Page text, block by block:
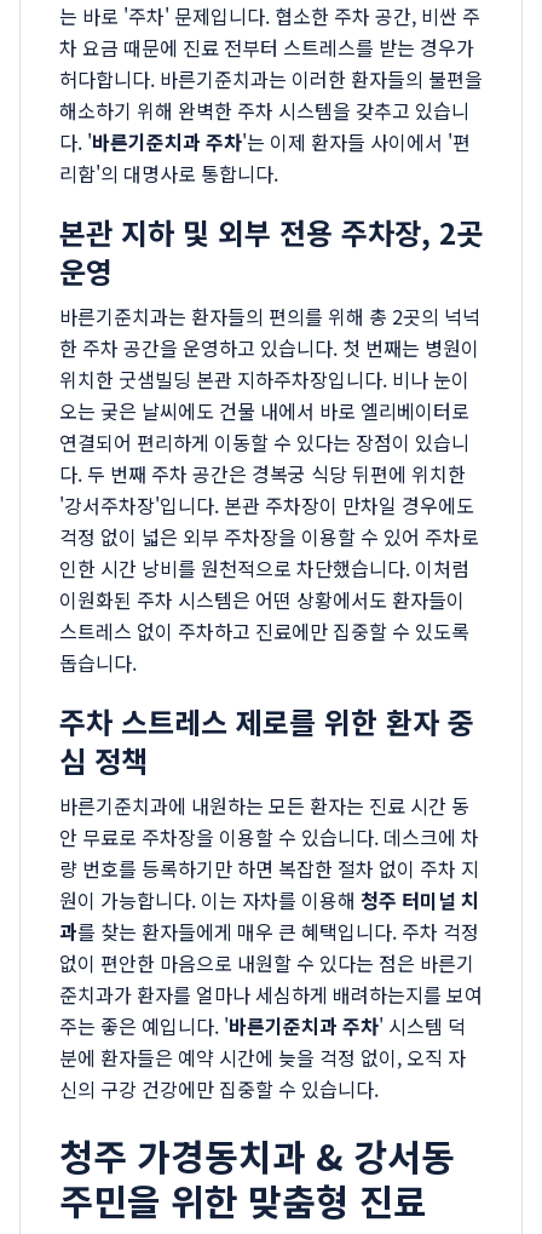
는 바로 '주차' 문제입니다. 협소한 주차 공간, 비싼 주
차 요금 때문에 진료 전부터 스트레스를 받는 경우가
허다합니다. 바른기준치과는 이러한 환자들의 불편을
해소하기 위해 완벽한 주차 시스템을 갖추고 있습니
다. '바른기준치과 주차'는 이제 환자들 사이에서 '편
리함'의 대명사로 통합니다.
본관 지하 및 외부 전용 주차장, 2곳
운영
바른기준치과는 환자들의 편의를 위해 총 2곳의 넉넉
한 주차 공간을 운영하고 있습니다. 첫 번째는 병원이
위치한 굿샘빌딩 본관 지하주차장입니다. 비나 눈이
오는 궂은 날씨에도 건물 내에서 바로 엘리베이터로
연결되어 편리하게 이동할 수 있다는 장점이 있습니
다. 두 번째 주차 공간은 경복궁 식당 뒤편에 위치한
'강서주차장'입니다. 본관 주차장이 만차일 경우에도
걱정 없이 넓은 외부 주차장을 이용할 수 있어 주차로
인한 시간 낭비를 원천적으로 차단했습니다. 이처럼
이원화된 주차 시스템은 어떤 상황에서도 환자들이
스트레스 없이 주차하고 진료에만 집중할 수 있도록
돕습니다.
주차 스트레스 제로를 위한 환자 중
심 정책
바른기준치과에 내원하는 모든 환자는 진료 시간 동
안 무료로 주차장을 이용할 수 있습니다. 데스크에 차
량 번호를 등록하기만 하면 복잡한 절차 없이 주차 지
원이 가능합니다. 이는 자차를 이용해 청주 터미널 치
과를 찾는 환자들에게 매우 큰 혜택입니다. 주차 걱정
없이 편안한 마음으로 내원할 수 있다는 점은 바른기
준치과가 환자를 얼마나 세심하게 배려하는지를 보여
주는 좋은 예입니다. '바른기준치과 주차' 시스템 덕
분에 환자들은 예약 시간에 늦을 걱정 없이, 오직 자
신의 구강 건강에만 집중할 수 있습니다.
청주 가경동치과 & 강서동
주민을 위한 맞춤형 진료